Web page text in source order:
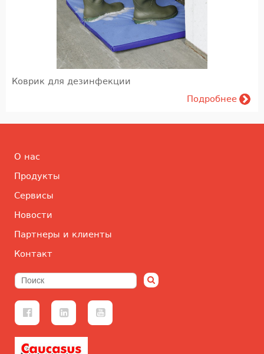
Коврик для дезинфекции
Подробнее
О нас
Продукты
Сервисы
Новости
Партнеры и клиенты
Контакт